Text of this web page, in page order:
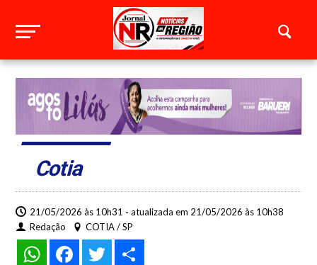
Cotia
21/05/2026 às 10h31 - atualizada em 21/05/2026 às 10h38
Redação
COTIA / SP
WhatsAppFacebookTwitter